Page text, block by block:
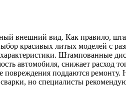
внешний вид. Как правило,
красивых литых моделей с
Штампованные
автомобиля, снижает расход
повреждения поддаются
но специалисты